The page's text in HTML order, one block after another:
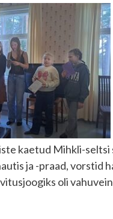
kaetud Mihkli-seltsi
ja -praad, vorstid
oli